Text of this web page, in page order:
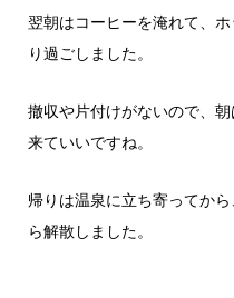
翌朝はコーヒーを淹れて、
り過ごしました。
撤収や片付けがないので、
来ていいですね。
帰りは温泉に立ち寄ってか
ら解散しました。